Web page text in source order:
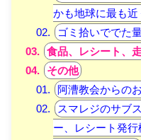
かも地球に最も近
ゴミ拾いででた
食品、レシート、
その他
阿漕教会からの
スマレジのサブ
ー、レシート発行